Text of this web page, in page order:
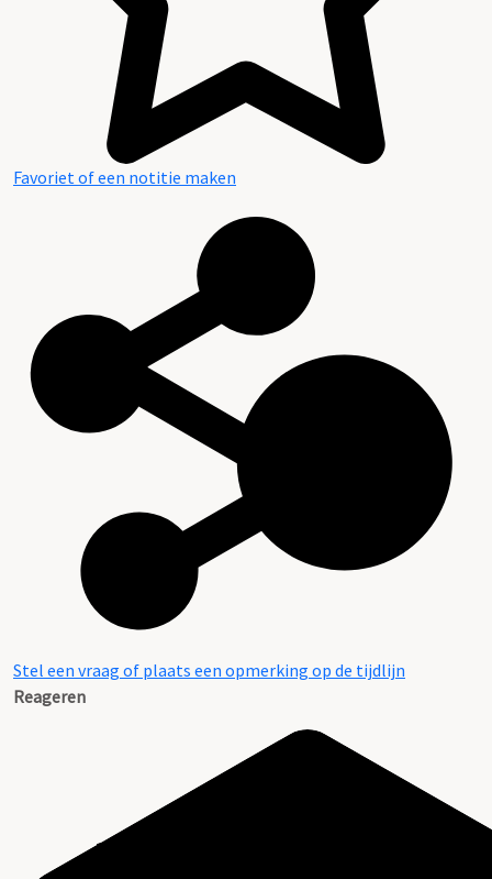
Favoriet of een notitie maken
Stel een vraag of plaats een opmerking op de tijdlijn
Reageren